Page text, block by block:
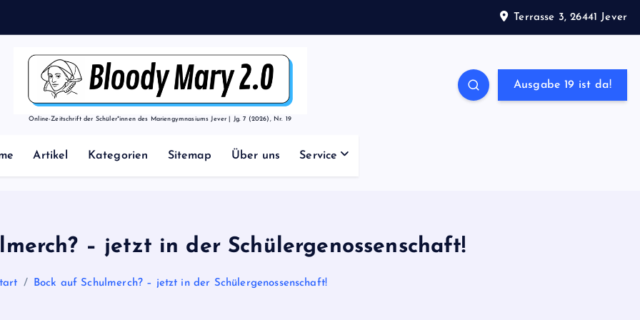
Terrasse 3, 26441 Jever
Online-Zeitschrift der Schüler*innen des Mariengymnasiums Jever | Jg. 7 (2026), Nr. 19
Ausgabe 19 ist da!
Artikel Kategorien Sitemap Über uns Service
– jetzt in der Schülergenossenschaft!
Bock auf Schulmerch? – jetzt in der Schülergenossenschaft!